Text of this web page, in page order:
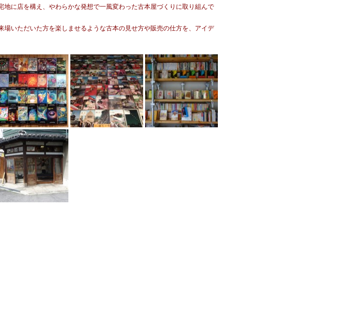
地に店を構え、やわらかな発想で一風変わった古本屋づくりに取り組んで
いただいた方を楽しませるような古本の見せ方や販売の仕方を、アイデ